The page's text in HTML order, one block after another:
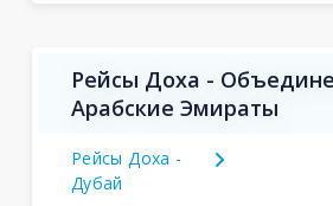
Рейсы Доха -
Арабские Эмираты
Рейсы Доха -
Дубай